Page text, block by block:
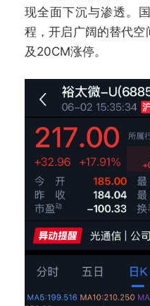
现全面下沉与渗透。
程，开启广阔的替代
及20CM涨停。